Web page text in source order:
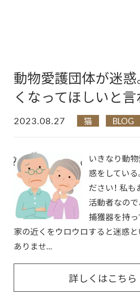
動物愛護団体が迷惑
くなってほしいと言
2023.08.27 猫 BLOG
いきなり動
惑をしている
ださい！ 私
活動者なので
捕獲器を持
家の近くをウロウロすると迷惑
ありませ...
詳しくはこちら